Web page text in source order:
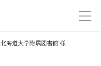
北海道大学附属図書館 様